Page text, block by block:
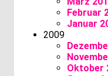
Februar
Januar
2009
Oktober